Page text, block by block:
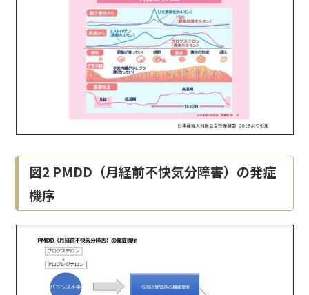
図2 PMDD（月経前不快気分障害）の発症
機序